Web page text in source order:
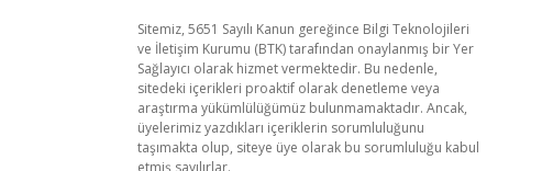
Sitemiz, 5651 Sayılı Kanun gereğince Bilgi Teknolojileri
ve İletişim Kurumu (BTK) tarafından onaylanmış bir Yer
Sağlayıcı olarak hizmet vermektedir. Bu nedenle,
sitedeki içerikleri proaktif olarak denetleme veya
araştırma yükümlülüğümüz bulunmamaktadır. Ancak,
üyelerimiz yazdıkları içeriklerin sorumluluğunu
taşımakta olup, siteye üye olarak bu sorumluluğu kabul
etmiş sayılırlar.